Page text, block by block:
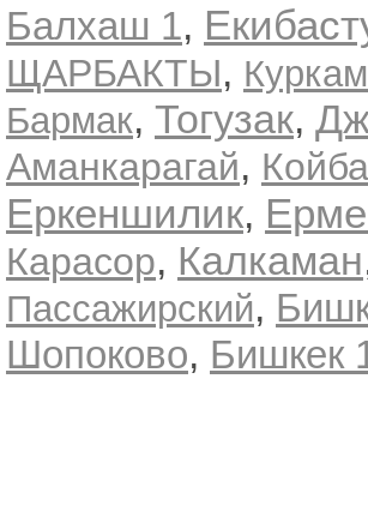
Балхаш 1,
ЩАРБАКТЫ,
Бармак, Тогузак,
Аманкарагай,
Еркеншилик,
Карасор, Калкаман
Пассажирский,
Шопоково, Бишкек